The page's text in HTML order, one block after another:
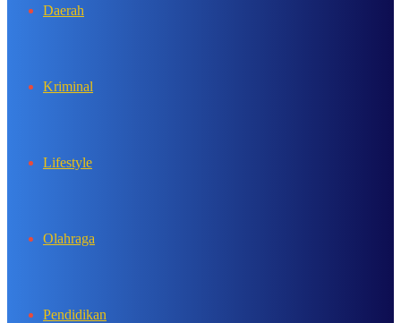
Daerah
Kriminal
Lifestyle
Olahraga
Pendidikan